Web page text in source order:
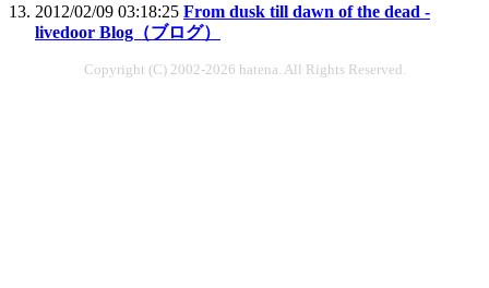
2012/02/09 03:18:25 From dusk till dawn of the dead -
livedoor Blog（ブログ）
Copyright (C) 2002-2026 hatena. All Rights Reserved.